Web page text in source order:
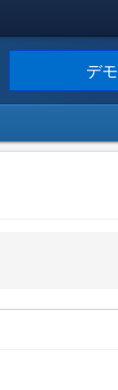
デモ